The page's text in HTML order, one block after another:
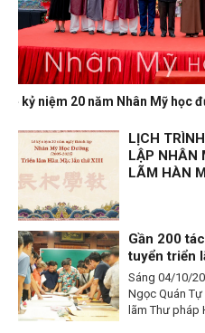
Lễ kỷ niệm 20 năm Nhân Mỹ học
LỊCH
LẬP NHÂN
LÃM HÀN
Gần 200
tuyển triển
Sáng 04/10/
Ngọc Quán
lãm Thư pháp